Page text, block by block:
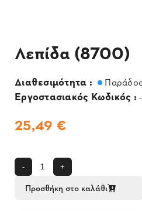
Λεπίδα (8700)
Διαθεσιμότητα :
Εργοστασιακός Κωδικός : -
25,49 €
- +
Προσθήκη στο καλάθι